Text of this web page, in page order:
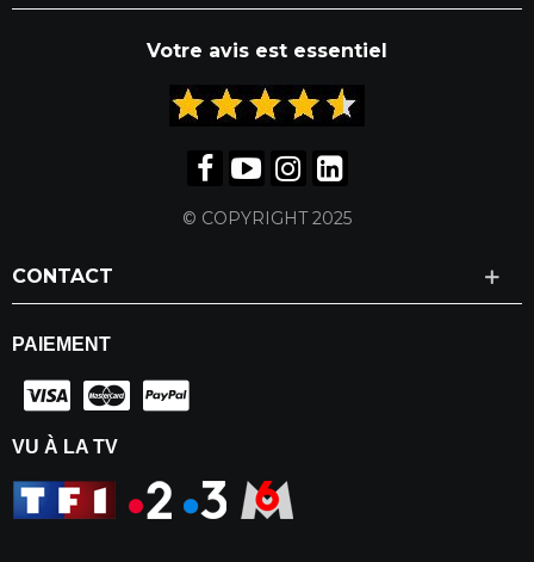
Votre avis est essentiel
© COPYRIGHT 2025
CONTACT
PAIEMENT
VU À LA TV